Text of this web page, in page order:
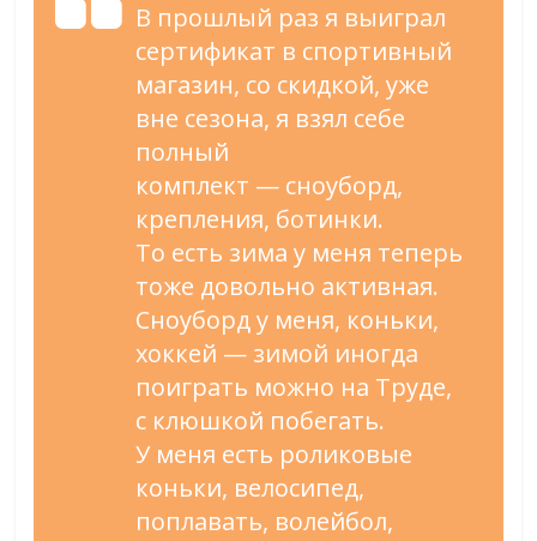
В прошлый раз я выиграл
сертификат в спортивный
магазин, со скидкой, уже
вне сезона, я взял себе
полный
комплект — сноуборд,
крепления, ботинки.
То есть зима у меня теперь
тоже довольно активная.
Сноуборд у меня, коньки,
хоккей — зимой иногда
поиграть можно на Труде,
с клюшкой побегать.
У меня есть роликовые
коньки, велосипед,
поплавать, волейбол,